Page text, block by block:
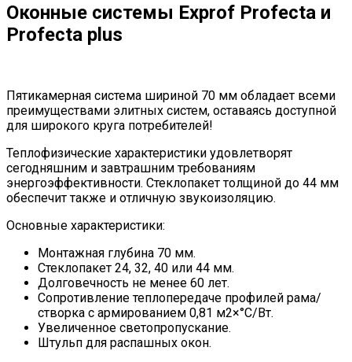
Оконные системы Exprof Profecta и
Profecta plus
Пятикамерная система шириной 70 мм обладает всеми
преимуществами элитных систем, оставаясь доступной
для широкого круга потребителей!
Теплофизические характеристики удовлетворят
сегодняшним и завтрашним требованиям
энергоэффективности. Стеклопакет толщиной до 44 мм
обеспечит также и отличную звукоизоляцию.
Основные характеристики:
Монтажная глубина 70 мм.
Стеклопакет 24, 32, 40 или 44 мм.
Долговечность не менее 60 лет.
Сопротивление теплопередаче профилей рама/
створка с армированием 0,81 м2×°С/Вт.
Увеличенное светопропускание.
Штульп для распашных окон.